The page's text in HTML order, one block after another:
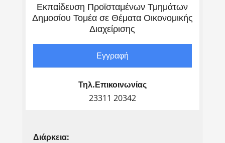
Εκπαίδευση Προϊσταμένων Τμημάτων
Δημοσίου Τομέα σε Θέματα Οικονομικής
Διαχείρισης
Εγγραφή
Τηλ.Επικοινωνίας
23311 20342
Διάρκεια: